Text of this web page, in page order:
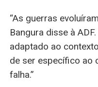
“As guerras
Bangura disse à
adaptado ao
de ser específico ao
falha.”